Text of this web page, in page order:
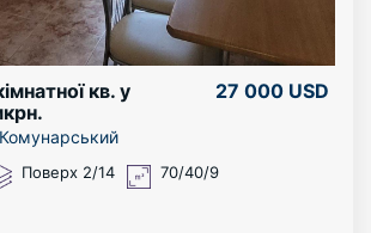
кв. у
27 000 USD
Поверх 2/14 70/40/9